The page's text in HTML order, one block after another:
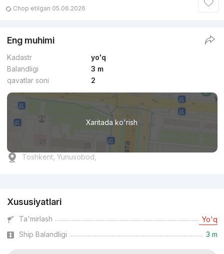
Chop etilgan 05.06.2026
Eng muhimi
Kadastr
yo'q
Balandligi
3 m
qavatlar soni
2
Xaritada ko'rish
Toshkent, Yunusobod,
Xususiyatlari
Ta'mirlash Yo'q
Ship Balandligi 3 m